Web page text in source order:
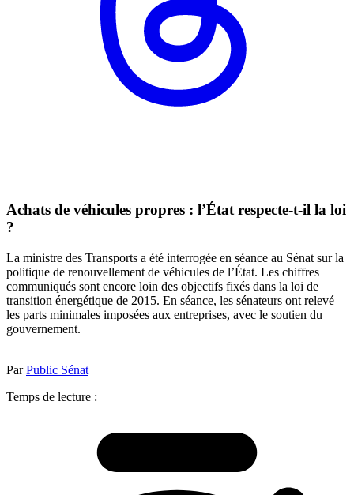
Achats de véhicules propres : l’État respecte-t-il la loi
?
La ministre des Transports a été interrogée en séance au Sénat sur la
politique de renouvellement de véhicules de l’État. Les chiffres
communiqués sont encore loin des objectifs fixés dans la loi de
transition énergétique de 2015. En séance, les sénateurs ont relevé
les parts minimales imposées aux entreprises, avec le soutien du
gouvernement.
ParPublic Sénat
Temps de lecture :